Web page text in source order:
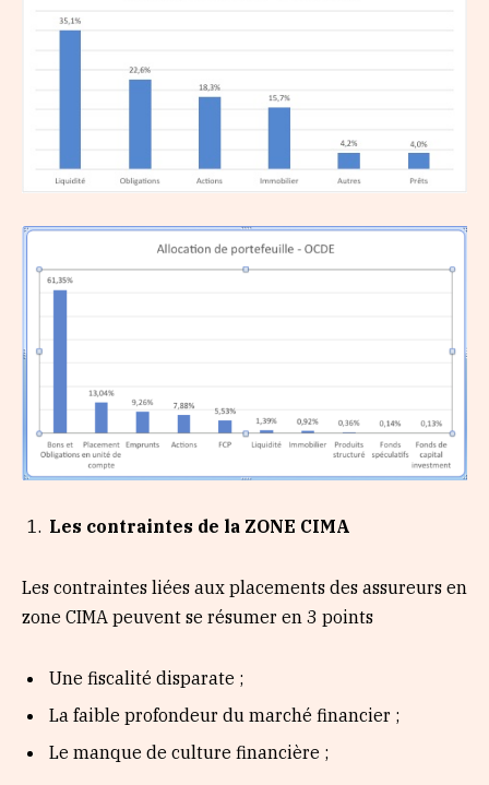
Les contraintes de la ZONE CIMA
Les contraintes liées aux placements des assureurs en
zone CIMA peuvent se résumer en 3 points
Une fiscalité disparate ;
La faible profondeur du marché financier ;
Le manque de culture financière ;